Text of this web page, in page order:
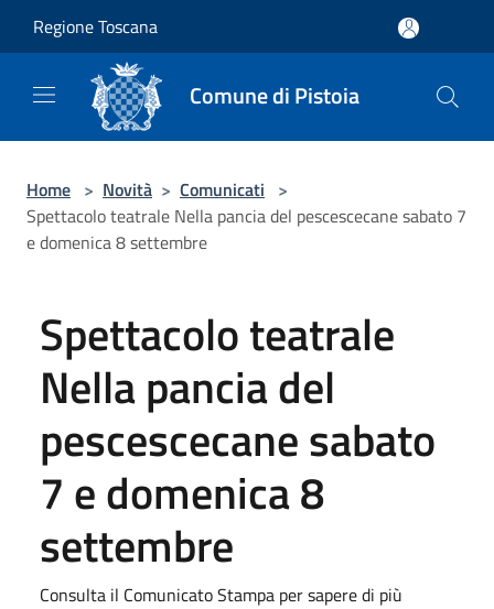
Regione Toscana
Comune di Pistoia
Home > Novità > Comunicati >
Spettacolo teatrale Nella pancia del pescescecane sabato 7
e domenica 8 settembre
Spettacolo teatrale
Nella pancia del
pescescecane sabato
7 e domenica 8
settembre
Consulta il Comunicato Stampa per sapere di più